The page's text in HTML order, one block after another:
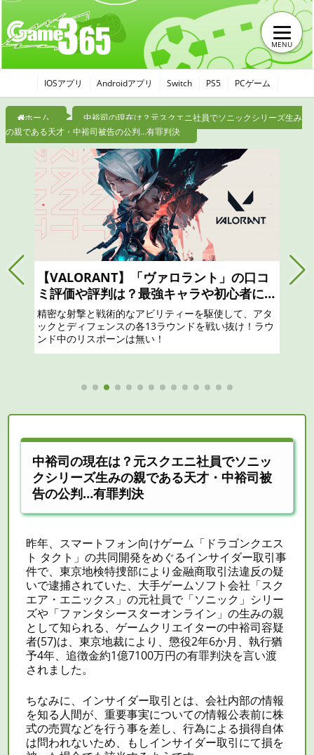
MENU
IOSアプリ Androidアプリ Switch PS5 PCゲーム
ホーム
中裕司の現在は？元スクエニ社員でソニックシリーズ生み
の親である天才・中裕司被告の公判…有罪判決
【モンハンナウ】モンスターハンターNo
wは面白い？つまらない？おすすめのガチ
ャは？最強リセマラのやり方と序盤攻略、
口コミ、レビュー評価、評判
リアル狩猟解禁！ 「モンスターハンター」の世界から
現実世界に突如現れたモンスターたちに立ち向かえ！
凝縮されたモンスターハンター体験を！一狩りいこう
ぜ！
中裕司の現在は？元スクエニ社員でソニッ
クシリーズ生みの親である天才・中裕司被
告の公判…有罪判決
昨年、スマートフォン向けゲーム「ドラゴンクエス
ト タクト」の共同開発をめぐるインサイダー取引事
件で、東京地検特捜部により金融商取引法違反の疑
いで逮捕されていた、大手ゲームソフト会社「スク
エア・エニックス」の元社員で「ソニック」シリー
ズや「ファンタシースターオンライン」の生みの親
として知られる、ゲームクリエイターの中裕司容疑
者(57)は、東京地裁により、懲役2年6か月、執行猶
予4年、追徴金約1億7100万円の有罪判決を言い渡
されました。
ちなみに、インサイダー取引とは、会社内部の情報
を知る人間が、重要事実についての情報公表前に株
式の売買などを行う事を差し、行為による損得自体
は問われないため、もしインサイダー取引にて損を